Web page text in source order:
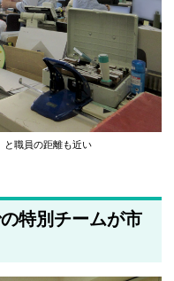
と職員の距離も近い
特別チームが市